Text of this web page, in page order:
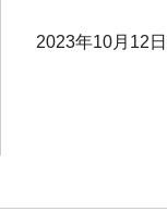
2023年10月12